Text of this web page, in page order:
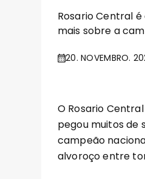
Rosario Central
mais sobre a
20. NOVEMBRO.
O Rosario
pegou muitos de
campeão
alvoroço entre